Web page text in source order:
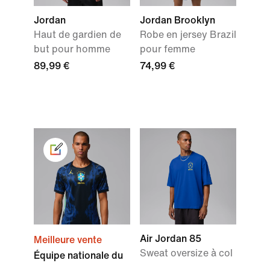
Jordan
Haut de gardien de
but pour homme
89,99 €
Jordan Brooklyn
Robe en jersey Brazil
pour femme
74,99 €
Meilleure vente
Équipe nationale du
Air Jordan 85
Sweat oversize à col